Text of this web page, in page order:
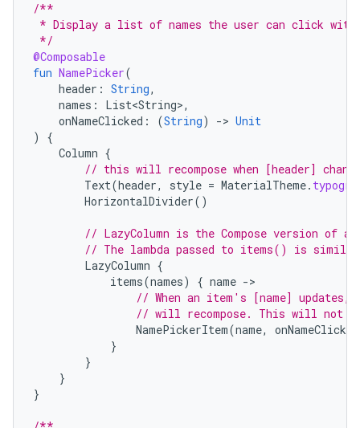
/**
* Display a list of names the user can click with
*/
@Composable
fun NamePicker(
header : String,
names : List<String>,
onNameClicked : (String) -> Unit
)
{
Column {
// this will recompose when [header]
Text(header, style = MaterialTheme.
HorizontalDivider()
// LazyColumn is the Compose version of a
// The lambda passed to items() is similar
LazyColumn {
items(names) { name -
// When an item's [name]
// will recompose. This will not
NamePickerItem(name, onNameClicked
}
}
}
}